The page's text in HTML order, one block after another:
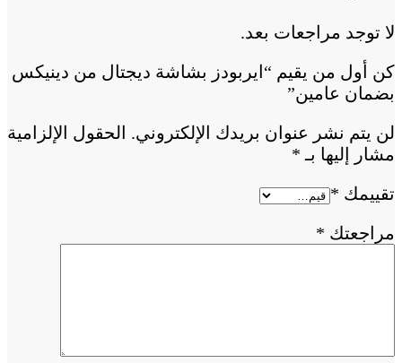
لا توجد مراجعات بعد.
كن أول من يقيم “ايربودز بشاشة ديجتال من دينيكس
بضمان عامين”
لن يتم نشر عنوان بريدك الإلكتروني. الحقول الإلزامية
مشار إليها بـ *
تقييمك *
مراجعتك *